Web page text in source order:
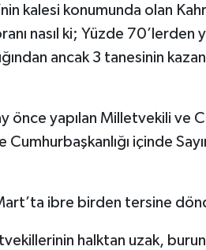
kalesi konumunda olan
nasıl ki; Yüzde 70’lerden
ancak 3 tanesinin
önce yapılan Milletvekili ve
Cumhurbaşkanlığı içinde
ibre birden tersine
halktan uzak,